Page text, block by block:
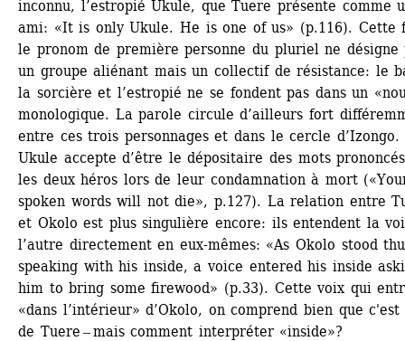
inconnu, l’estropié Ukule, que Tuere présente comme
ami: «It is only Ukule. He is one of us» (p.116). Cette
le pronom de première personne du pluriel ne désigne
un groupe aliénant mais un collectif de résistance: le
la sorcière et l’estropié ne se fondent pas dans un
monologique. La parole circule d’ailleurs fort
entre ces trois personnages et dans le cercle d’Izongo.
Ukule accepte d’être le dépositaire des mots
les deux héros lors de leur condamnation à mort
spoken words will not die», p.127). La relation entre
et Okolo est plus singulière encore: ils entendent la
l’autre directement en eux-mêmes: «As Okolo stood
speaking with his inside, a voice entered his inside
him to bring some firewood» (p.33). Cette voix qui
«dans l’intérieur» d’Okolo, on comprend bien que
de Tuere ‒ mais comment interpréter «inside»?